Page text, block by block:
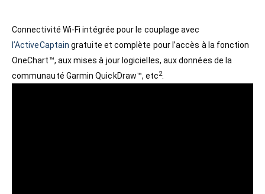
Connectivité Wi-Fi intégrée pour le couplage avec
l’ActiveCaptain gratuite et complète pour l’accès à la fonction
OneChart™, aux mises à jour logicielles, aux données de la
communauté Garmin QuickDraw™, etc2.